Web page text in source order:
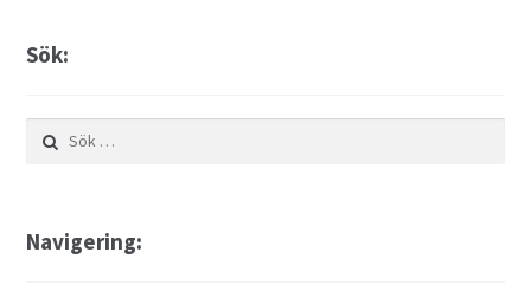
Sök:
efter:
Navigering: